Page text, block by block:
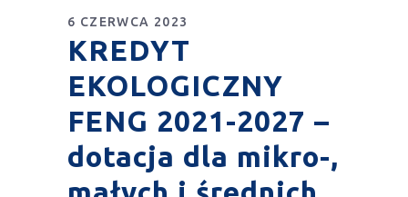
6 CZERWCA 2023
KREDYT
EKOLOGICZNY
FENG 2021-2027 –
dotacja dla mikro-,